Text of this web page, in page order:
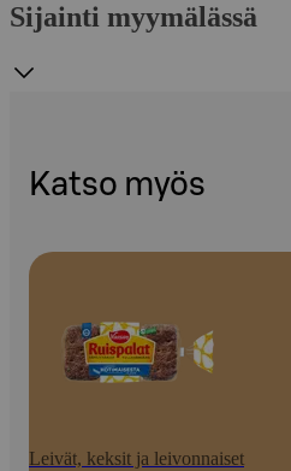
Sijainti myymälässä
Katso myös
Leivät, keksit ja leivonnaiset